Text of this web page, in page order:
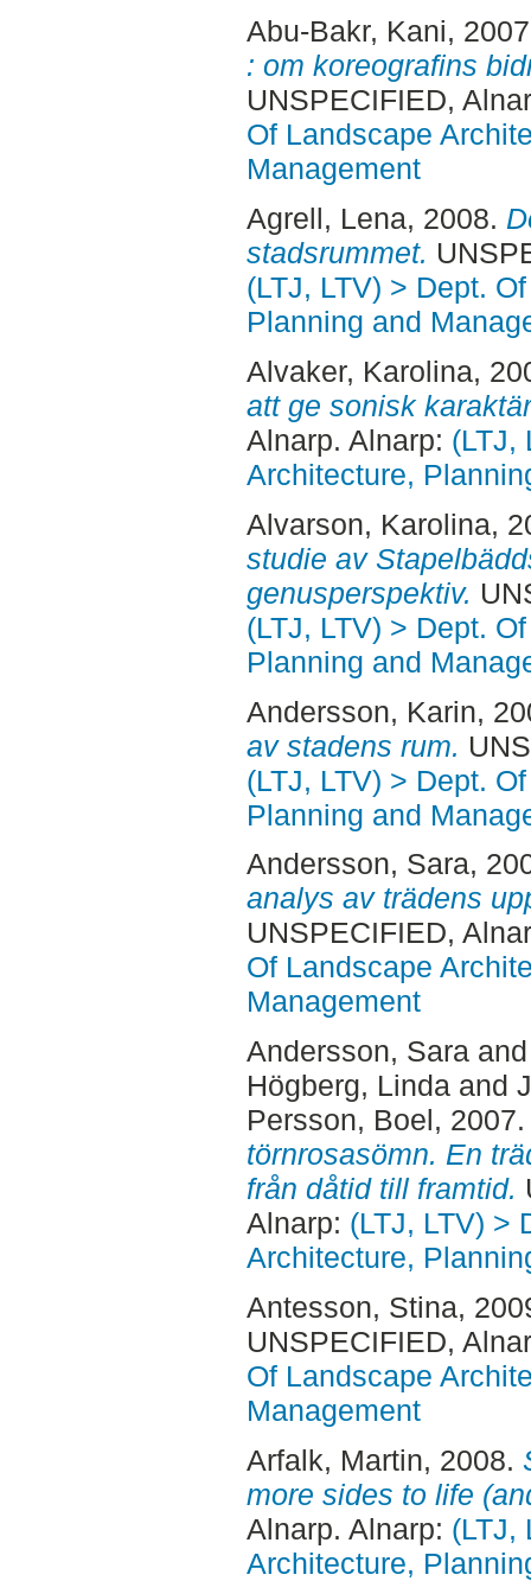
Abu-Bakr, Kani,
: om koreografins
UNSPECIFIED,
Of Landscape
Management
Agrell, Lena, 2008.
stadsrummet.
(LTJ, LTV) > Dept.
Planning and
Alvaker, Karolina,
att ge sonisk
Alnarp. Alnarp: (LTJ,
Architecture,
Alvarson, Karolina,
studie av
genusperspektiv.
(LTJ, LTV) > Dept.
Planning and
Andersson, Karin,
av stadens rum.
(LTJ, LTV) > Dept.
Planning and
Andersson, Sara,
analys av trädens
UNSPECIFIED,
Of Landscape
Management
Andersson, Sara
Högberg, Lindaand
Persson, Boel,
törnrosasömn. En
från dåtid till framtid.
Alnarp: (LTJ, LTV) >
Architecture,
Antesson, Stina,
UNSPECIFIED,
Of Landscape
Management
Arfalk, Martin, 2008.
more sides to life
Alnarp. Alnarp: (LTJ,
Architecture,